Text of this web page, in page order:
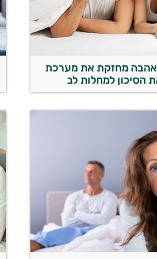
אהבה מחזקת את מערכת
הסיכון למחלות לב